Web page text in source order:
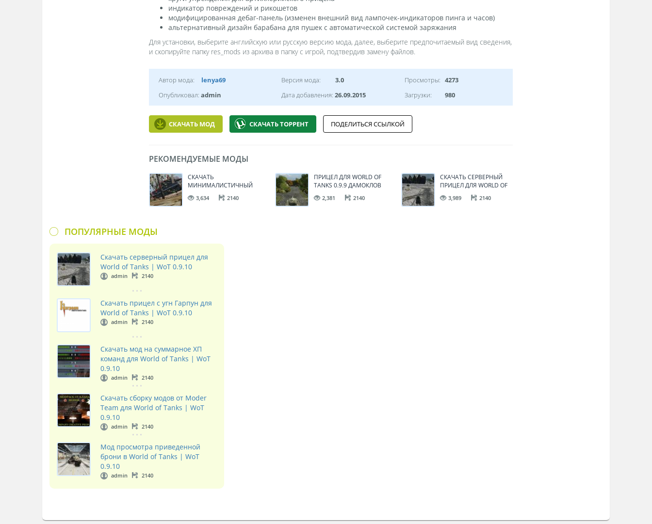
индикатор повреждений и рикошетов
модифицированная дебаг-панель (изменен внешний вид лампочек-индикаторов пинга и часов)
альтернативный дизайн барабана для пушек с автоматической системой заряжания
Для установки, выберите английскую или русскую версию мода, далее, выберите предпочитаемый вид сведения,
и скопируйте папку res_mods из архива в папку с игрой, подтвердив замену файлов.
Автор мода:
lenya69
Опубликовал: admin
Версия мода:
3.0
Дата добавления: 26.09.2015
Просмотры: 4273
Загрузки:
980
СКАЧАТЬ МОД СКАЧАТЬ ТОРРЕНТ ПОДЕЛИТЬСЯ ССЫЛКОЙ
РЕКОМЕНДУЕМЫЕ МОДЫ
СКАЧАТЬ
МИНИМАЛИСТИЧНЫЙ
ПРИЦЕЛ ДЛЯ WORLD OF
TANKS | WOT 0.9.10
3,634 2140
ПРИЦЕЛ ДЛЯ WORLD OF
TANKS 0.9.9 ДАМОКЛОВ
МЕЧ
2,381 2140
СКАЧАТЬ СЕРВЕРНЫЙ
ПРИЦЕЛ ДЛЯ WORLD OF
TANKS | WOT 0.9.10
3,989 2140
ПОПУЛЯРНЫЕ МОДЫ
Скачать серверный прицел для
World of Tanks | WoT 0.9.10
admin 2140
Скачать прицел с угн Гарпун для
World of Tanks | WoT 0.9.10
admin 2140
Скачать мод на суммарное ХП
команд для World of Tanks | WoT
0.9.10
admin 2140
Скачать сборку модов от Moder
Team для World of Tanks | WoT
0.9.10
admin 2140
Мод просмотра приведенной
брони в World of Tanks | WoT
0.9.10
admin 2140